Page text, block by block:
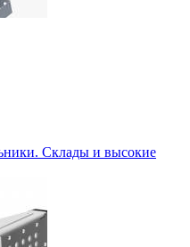
Склады и высокие